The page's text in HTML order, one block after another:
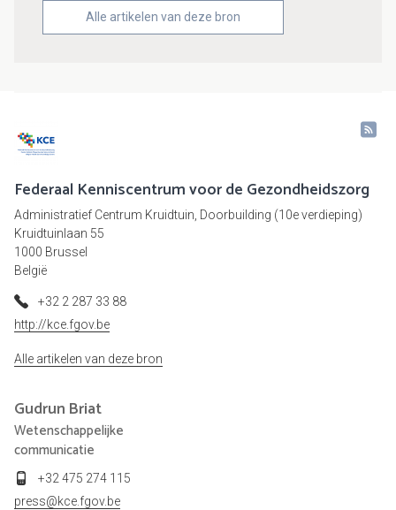
Alle artikelen van deze bron
Federaal Kenniscentrum voor de Gezondheidszorg
Administratief Centrum Kruidtuin, Doorbuilding (10e verdieping)
Kruidtuinlaan 55
1000 Brussel
België
+32 2 287 33 88
http://kce.fgov.be
Alle artikelen van deze bron
Gudrun Briat
Wetenschappelijke
communicatie
+32 475 274 115
press@kce.fgov.be